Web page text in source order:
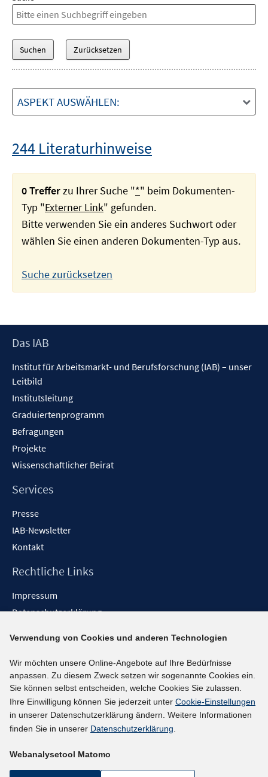
ASPEKT AUSWÄHLEN:
244 Literaturhinweise
0 Trefferzu Ihrer Suche "*" beim Dokumenten-
Typ "Externer Link" gefunden.
Bitte verwenden Sie ein anderes Suchwort oder
wählen Sie einen anderen Dokumenten-Typ aus.
Suche zurücksetzen
Footer
Das IAB
Institut für Arbeitsmarkt- und Berufsforschung (IAB) – unser
Leitbild
Institutsleitung
Graduiertenprogramm
Befragungen
Projekte
Wissenschaftlicher Beirat
Services
Presse
IAB-Newsletter
Kontakt
Rechtliche Links
Impressum
Datenschutzerklärung
Barrieren melden
Social-Media-Kanäle
BlueSky
YouTube
LinkedIn
kununu
Verwendung von Cookies und anderen Technologien
Wir möchten unsere Online-Angebote auf Ihre Bedürfnisse
anpassen. Zu diesem Zweck setzen wir sogenannte Cookies ein.
Sie können selbst entscheiden, welche Cookies Sie zulassen.
Ihre Einwilligung können Sie jederzeit unter Cookie-Einstellungen
in unserer Datenschutzerklärung ändern. Weitere Informationen
finden Sie in unserer Datenschutzerklärung.
Webanalysetool Matomo